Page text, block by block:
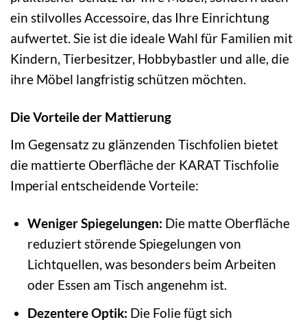
ein stilvolles Accessoire, das Ihre Einrichtung
aufwertet. Sie ist die ideale Wahl für Familien mit
Kindern, Tierbesitzer, Hobbybastler und alle, die
ihre Möbel langfristig schützen möchten.
Die Vorteile der Mattierung
Im Gegensatz zu glänzenden Tischfolien bietet
die mattierte Oberfläche der KARAT Tischfolie
Imperial entscheidende Vorteile:
Weniger Spiegelungen: Die matte Oberfläche
reduziert störende Spiegelungen von
Lichtquellen, was besonders beim Arbeiten
oder Essen am Tisch angenehm ist.
Dezentere Optik: Die Folie fügt sich